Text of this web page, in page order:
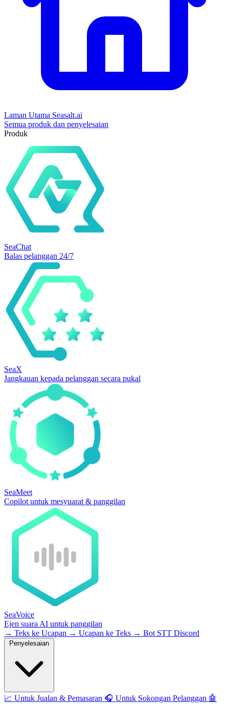
Laman Utama Seasalt.ai
Semua produk dan penyelesaian
Produk
SeaChat
Balas pelanggan 24/7
SeaX
Jangkauan kepada pelanggan secara pukal
SeaMeet
Copilot untuk mesyuarat & panggilan
SeaVoice
Ejen suara AI untuk panggilan
→ Teks ke Ucapan → Ucapan ke Teks → Bot STT Discord
📈 Untuk Jualan & Pemasaran 🎧 Untuk Sokongan Pelanggan 🤖